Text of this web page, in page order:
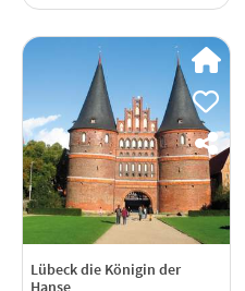
Lübeck die Königin der
Hanse